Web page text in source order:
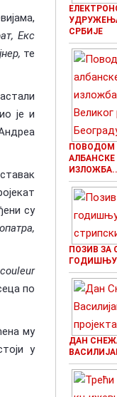
Екс
те
је и
су
по
му
у
СРБИЈЕ
ПОВОДОМ
ПОЗИВ ЗА
ГОДИШЊУ
ДАН